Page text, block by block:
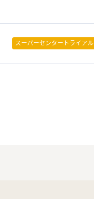
スーパーセンタートライアル